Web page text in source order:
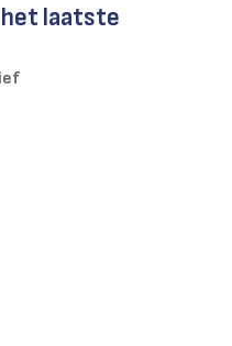
het laatste